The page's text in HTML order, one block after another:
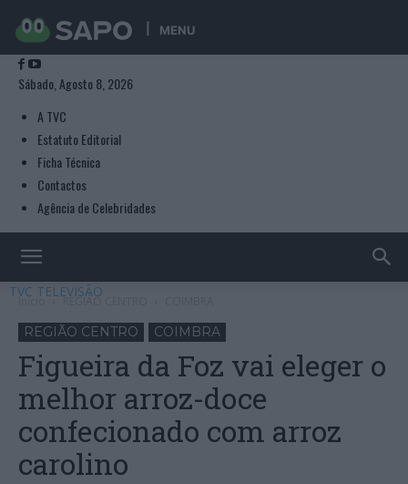
MENU
Sábado, Agosto 8, 2026
A TVC
Estatuto Editorial
Ficha Técnica
Contactos
Agência de Celebridades
TVC TELEVISÃO
Início REGIÃO CENTRO
REGIÃO CENTRO COIMBRA
Figueira da Foz vai eleger o
melhor arroz-doce
confecionado com arroz
carolino